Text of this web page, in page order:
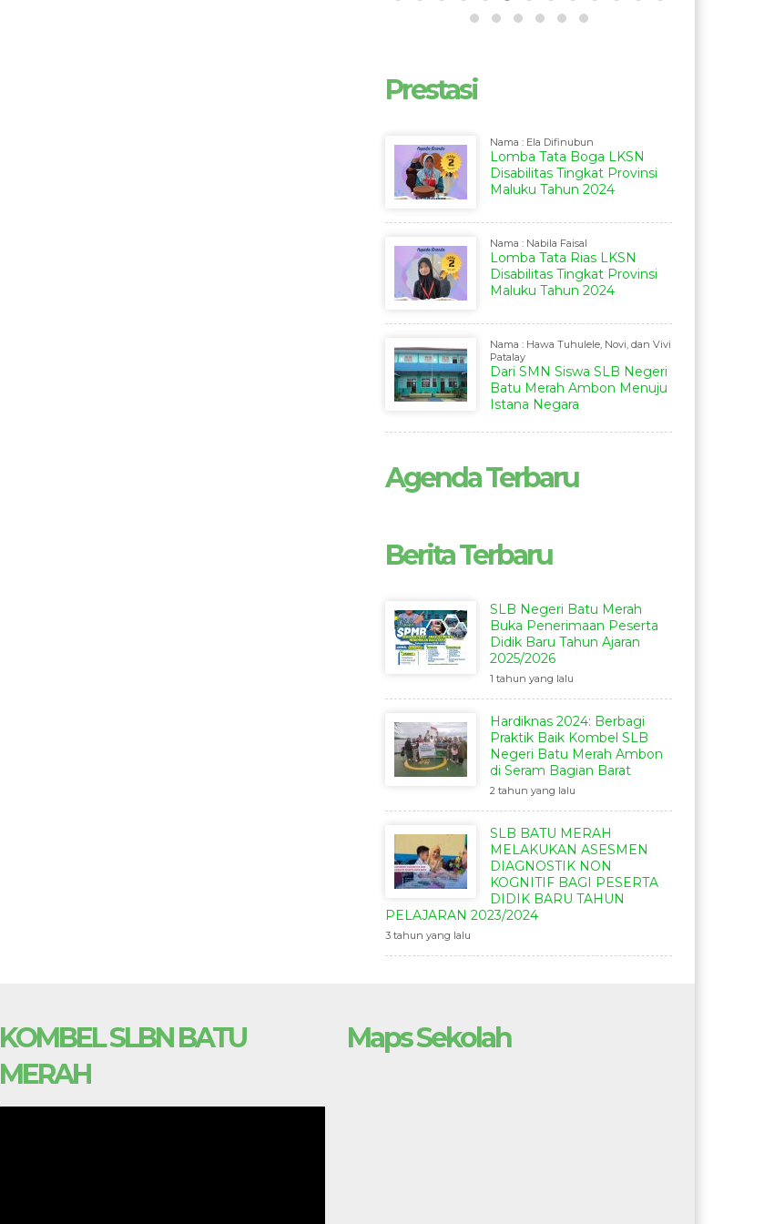
Prestasi
Nama : Ela Difinubun
Lomba Tata Boga LKSN
Disabilitas Tingkat Provinsi
Maluku Tahun 2024
Nama : Nabila Faisal
Lomba Tata Rias LKSN
Disabilitas Tingkat Provinsi
Maluku Tahun 2024
Nama : Hawa Tuhulele, Novi, dan Vivi
Patalay
Dari SMN Siswa SLB Negeri
Batu Merah Ambon Menuju
Istana Negara
Agenda Terbaru
Berita Terbaru
SLB Negeri Batu Merah
Buka Penerimaan Peserta
Didik Baru Tahun Ajaran
2025/2026
1 tahun yang lalu
Hardiknas 2024: Berbagi
Praktik Baik Kombel SLB
Negeri Batu Merah Ambon
di Seram Bagian Barat
2 tahun yang lalu
SLB BATU MERAH
MELAKUKAN ASESMEN
DIAGNOSTIK NON
KOGNITIF BAGI PESERTA
DIDIK BARU TAHUN
PELAJARAN 2023/2024
3 tahun yang lalu
KOMBEL SLBN BATU
MERAH
Maps Sekolah